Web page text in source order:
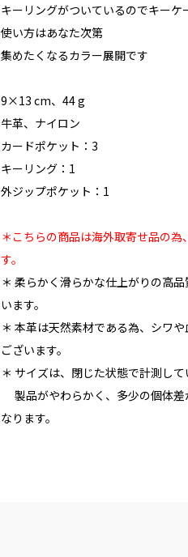
キーリングがついているのでキーケ
使い方はあなた次第
集めたくなるカラー展開です
9×13 cm、44 g
牛革、ナイロン
カードポケット：3
キーリング：1
外ジップポケット：1
＊こちらの商品は海外取寄せ品の為
す。
＊ 柔らかく滑らかな仕上がりの高
います。
＊ 本革は天然素材である為、シワ
ございます。
＊ サイズは、閉じた状態で計測して
製品がやわらかく、多少の個体差
なります。